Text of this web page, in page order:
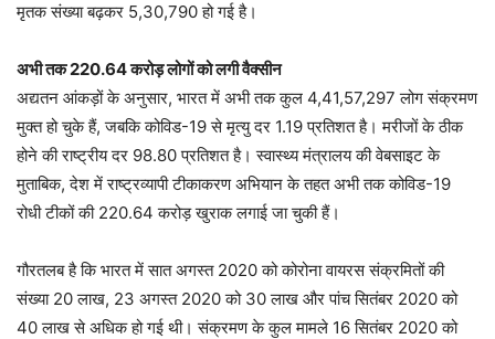
मृतक संख्या बढ़कर 5,30,790 हो गई है।
अभी तक 220.64 करोड़ लोगों को लगी वैक्सीन
अद्यतन आंकड़ों के अनुसार, भारत में अभी तक कुल 4,41,57,297 लोग संक्रमण
मुक्त हो चुके हैं, जबकि कोविड-19 से मृत्यु दर 1.19 प्रतिशत है। मरीजों के ठीक
होने की राष्ट्रीय दर 98.80 प्रतिशत है। स्वास्थ्य मंत्रालय की वेबसाइट के
मुताबिक, देश में राष्ट्रव्यापी टीकाकरण अभियान के तहत अभी तक कोविड-19
रोधी टीकों की 220.64 करोड़ खुराक लगाई जा चुकी हैं।
गौरतलब है कि भारत में सात अगस्त 2020 को कोरोना वायरस संक्रमितों की
संख्या 20 लाख, 23 अगस्त 2020 को 30 लाख और पांच सितंबर 2020 को
40 लाख से अधिक हो गई थी। संक्रमण के कुल मामले 16 सितंबर 2020 को